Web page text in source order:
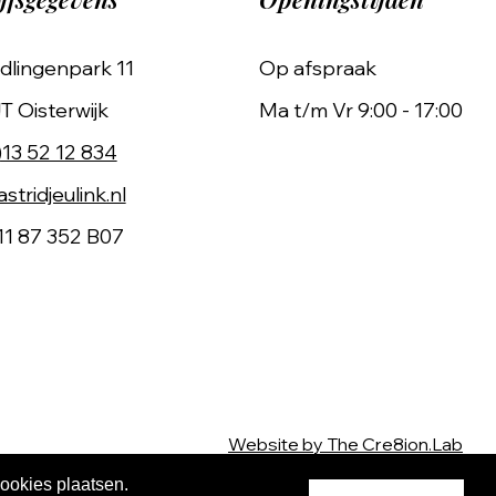
plaatsen.
11
Oisterwijk
52 12 834
87 352 B07
Op afspraak
Ma t/m Vr 9:00 - 17:00
Website by The Cre8ion.Lab